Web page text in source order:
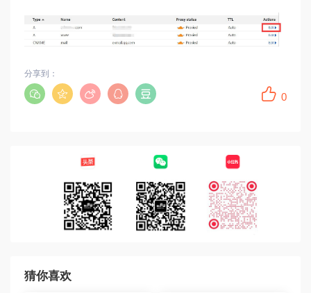
0
分享到：
猜你喜欢